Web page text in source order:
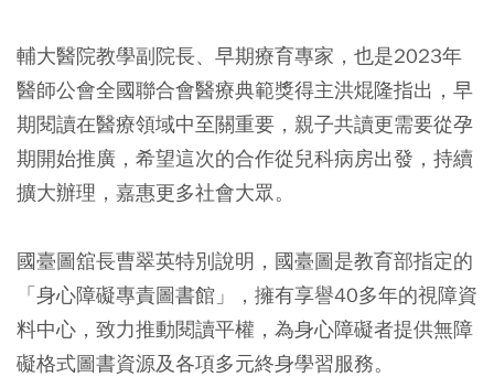
輔大醫院教學副院長、早期療育專家，也是2023年
醫師公會全國聯合會醫療典範獎得主洪焜隆指出，早
期閱讀在醫療領域中至關重要，親子共讀更需要從孕
期開始推廣，希望這次的合作從兒科病房出發，持續
擴大辦理，嘉惠更多社會大眾。
國臺圖舘長曹翠英特別說明，國臺圖是教育部指定的
「身心障礙專責圖書館」，擁有享譽40多年的視障資
料中心，致力推動閱讀平權，為身心障礙者提供無障
礙格式圖書資源及各項多元終身學習服務。